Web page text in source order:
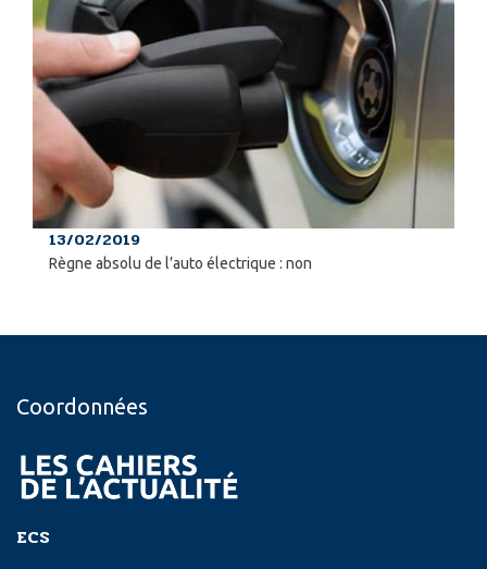
13/02/2019
Règne absolu de l’auto électrique : non
Coordonnées
ECS